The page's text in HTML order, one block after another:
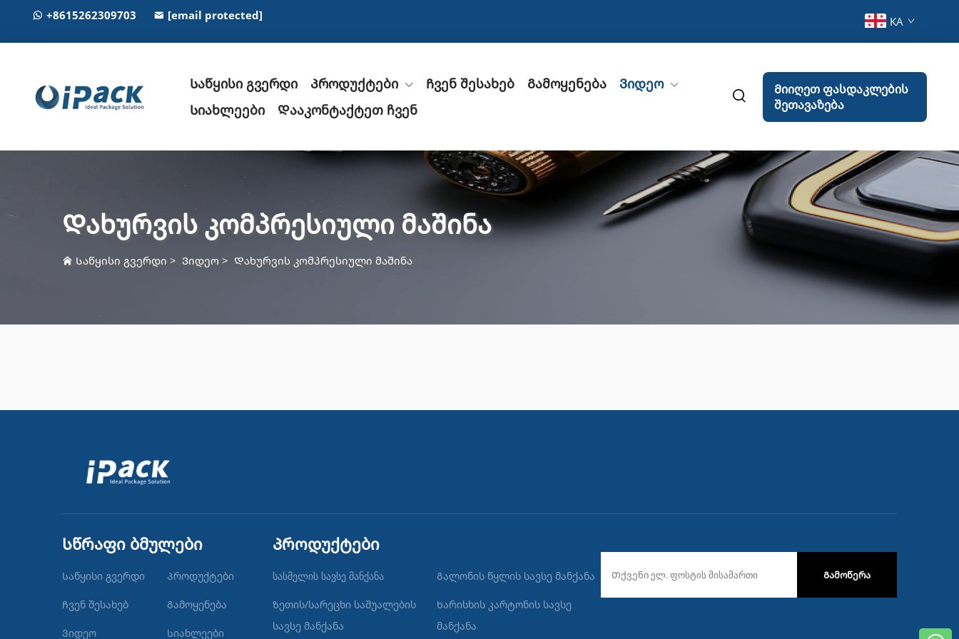
+8615262309703 [email protected] KA
Საწყისი გვერდი Პროდუქტები Ჩვენ შესახებ Გამოყენება
Ვიდეო
Სიახლეები
Დააკონტაქტეთ ჩვენ
Მიიღეთ ფასდაკლების
შეთავაზება
Დახურვის კომპრესიული მაშინა
Საწყისი გვერდი > Ვიდეო > Დახურვის კომპრესიული მაშინა
Სწრაფი ბმულები
Საწყისი გვერდი Პროდუქტები
Ჩვენ შესახებ Გამოყენება
Ვიდეო Სიახლეები
Პროდუქტები
სასმელის სავსე მანქანა Გალონის წყლის სავსე მანქანა
Ზეთის/სარეცხი საშუალების
სავსე მანქანა
Ხარისხის კარტონის სავსე
მანქანა
Გამოწერა